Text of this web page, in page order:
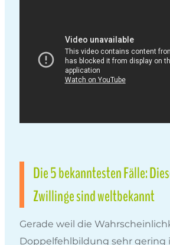
Die 5 bekanntesten Fälle:
Zwillinge sind weltbekannt
Gerade weil die
Doppelfehlbildung sehr gering